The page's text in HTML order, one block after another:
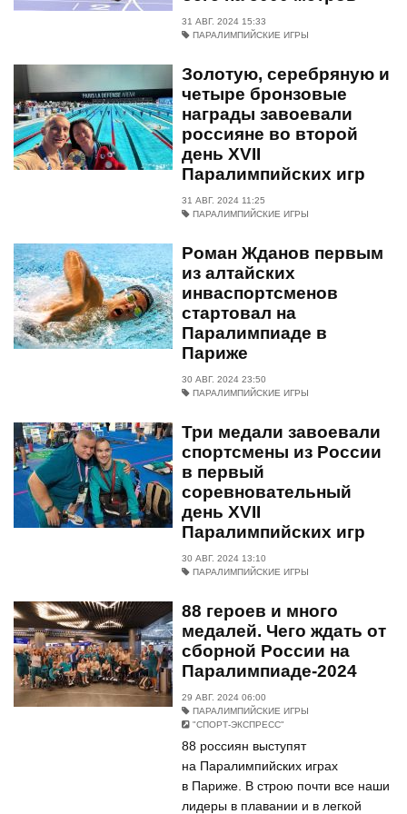
31 АВГ. 2024 15:33
ПАРАЛИМПИЙСКИЕ ИГРЫ
Золотую, серебряную и
четыре бронзовые
награды завоевали
россияне во второй
день XVII
Паралимпийских игр
31 АВГ. 2024 11:25
ПАРАЛИМПИЙСКИЕ ИГРЫ
Роман Жданов первым
из алтайских
инваспортсменов
стартовал на
Паралимпиаде в
Париже
30 АВГ. 2024 23:50
ПАРАЛИМПИЙСКИЕ ИГРЫ
Три медали завоевали
спортсмены из России
в первый
соревновательный
день XVII
Паралимпийских игр
30 АВГ. 2024 13:10
ПАРАЛИМПИЙСКИЕ ИГРЫ
88 героев и много
медалей. Чего ждать от
сборной России на
Паралимпиаде-2024
29 АВГ. 2024 06:00
ПАРАЛИМПИЙСКИЕ ИГРЫ
"СПОРТ-ЭКСПРЕСС"
88 россиян выступят
на Паралимпийских играх
в Париже. В строю почти все наши
лидеры в плавании и в легкой